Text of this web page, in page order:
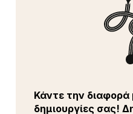
Κάντε την διαφορά
δημιουργίες σας!